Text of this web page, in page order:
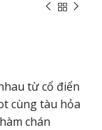
từ cổ điển
cùng tàu hỏa
chán